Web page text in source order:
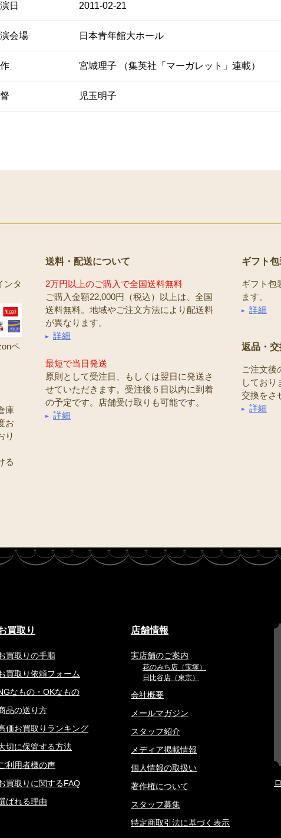
日 2011-02-21
会場 日本青年館大ホール
宮城理子 （集英社「マーガレット」連載）
児玉明子
ンタ
ペ
庫
お
り
る
送料・配送について
2万円以上のご購入で全国送料無料
ご購入金額22,000円（税込）以上は、全国
送料無料。地域やご注文方法により配送料
が異なります。
詳細
最短で当日発送
原則として受注日、もしくは翌日に発送さ
せていただきます。受注後５日以内に到着
の予定です。店舗受け取りも可能です。
詳細
ギフト包
ギフト包
ます。
詳細
返品・交
ご注文後
しており
交換をさ
詳細
買取り
買取りの手順
買取り依頼フォーム
なもの・OKなもの
品の送り方
価お買取りランキング
切に保管する方法
利用者様の声
買取りに関するFAQ
ばれる理由
店舗情報
実店舗のご案内
花のみち店（宝塚）
日比谷店（東京）
会社概要
メールマガジン
スタッフ紹介
メディア掲載情報
個人情報の取扱い
著作権について
スタッフ募集
特定商取引法に基づく表示